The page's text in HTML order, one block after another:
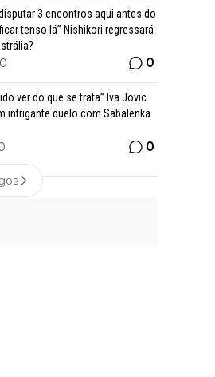
3 encontros aqui antes do
tenso lá” Nishikori regressará
0
ver do que se trata” Iva Jovic
intrigante duelo com Sabalenka
0